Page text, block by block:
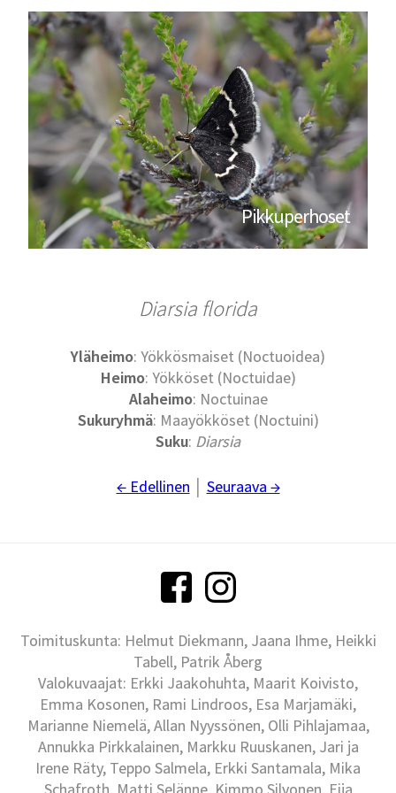
Pikkuperhoset
Diarsia florida
Yläheimo: Yökkösmaiset (Noctuoidea)
Heimo: Yökköset (Noctuidae)
Alaheimo: Noctuinae
Sukuryhmä: Maayökköset (Noctuini)
Suku: Diarsia
← Edellinen Seuraava →
Toimituskunta: Helmut Diekmann, Jaana Ihme, Heikki
Tabell, Patrik Åberg
Valokuvaajat: Erkki Jaakohuhta, Maarit Koivisto,
Emma Kosonen, Rami Lindroos, Esa Marjamäki,
Marianne Niemelä, Allan Nyyssönen, Olli Pihlajamaa,
Annukka Pirkkalainen, Markku Ruuskanen, Jari ja
Irene Räty, Teppo Salmela, Erkki Santamala, Mika